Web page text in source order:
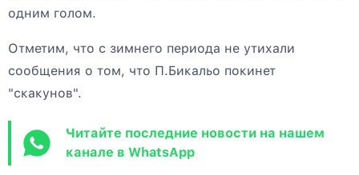
одним голом.
Отметим, что с зимнего периода не утихали
сообщения о том, что П.Бикальо покинет
"скакунов".
Читайте последние новости на нашем
канале в WhatsApp